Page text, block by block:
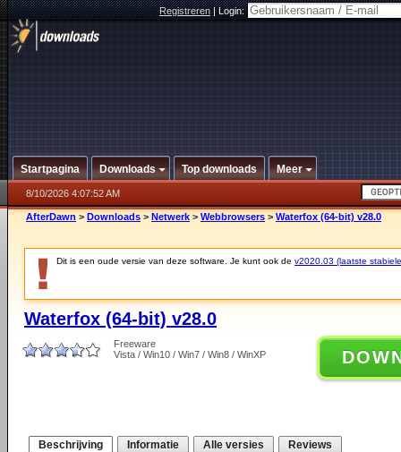
Registreren|Login:
Startpagina Downloads Top downloads Meer
8/10/2026 4:07:52 AM
AfterDawn > Downloads > Netwerk > Webbrowsers > Waterfox (64-bit) v28.0
Dit is een oude versie van deze software. Je kunt ook de v2020.03 (laatste
Waterfox (64-bit) v28.0
Freeware
Vista / Win10 / Win7 / Win8 / WinXP
Beschrijving Informatie Alle versies Reviews